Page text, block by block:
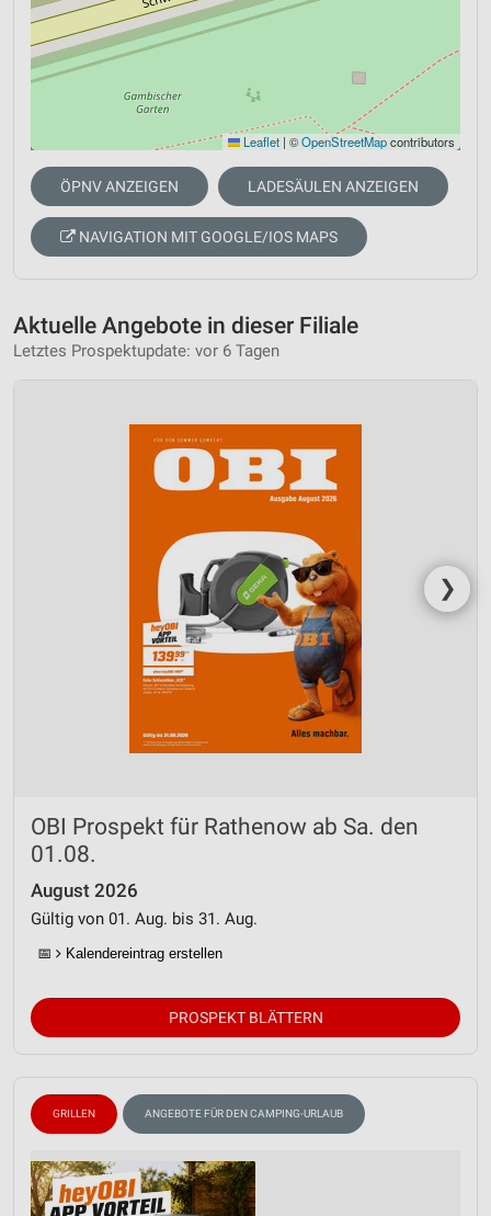
Leaflet | ©OpenStreetMapcontributors
ÖPNV ANZEIGEN LADESÄULEN ANZEIGEN
NAVIGATION MIT GOOGLE/IOS MAPS
Aktuelle Angebote in dieser Filiale
Letztes Prospektupdate: vor 6 Tagen
❯
OBI Prospekt für Rathenow ab Sa. den
01.08.
August 2026
Gültig von 01. Aug. bis 31. Aug.
📅 Kalendereintrag erstellen
PROSPEKT BLÄTTERN
GRILLEN ANGEBOTE FÜR DEN CAMPING-URLAUB